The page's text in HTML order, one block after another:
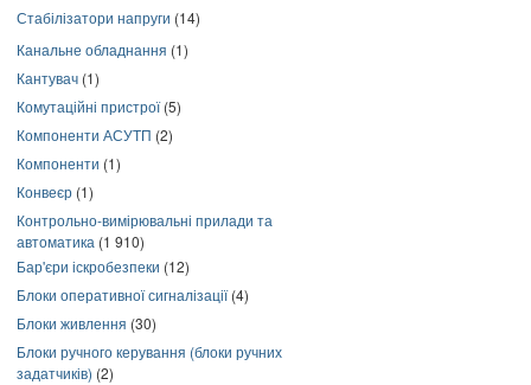
Стабілізатори напруги (14)
Канальне обладнання (1)
Кантувач (1)
Комутаційні пристрої(5)
Компоненти АСУТП (2)
Компоненти (1)
Конвеєр (1)
Контрольно-вимірювальні прилади та
автоматика (1 910)
Бар'єри іскробезпеки (12)
Блоки оперативної сигналізації(4)
Блоки живлення (30)
Блоки ручного керування (блоки ручних
задатчиків) (2)